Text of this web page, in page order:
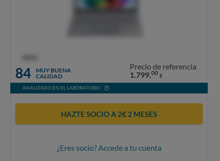
84
MUY BUENA
CALIDAD
Precio de referencia
1.799,00 €
ANALIZADO EN EL LABORATORIO
HAZTE SOCIO A 2€ 2 MESES
¿Eres socio? Accede a tu cuenta